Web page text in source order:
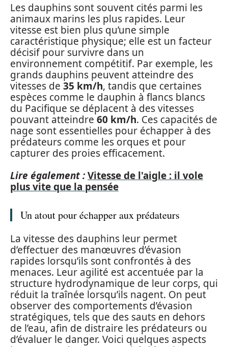
Les dauphins sont souvent cités parmi les
animaux marins les plus rapides. Leur
vitesse est bien plus qu’une simple
caractéristique physique; elle est un facteur
décisif pour survivre dans un
environnement compétitif. Par exemple, les
grands dauphins peuvent atteindre des
vitesses de 35 km/h, tandis que certaines
espèces comme le dauphin à flancs blancs
du Pacifique se déplacent à des vitesses
pouvant atteindre 60 km/h. Ces capacités de
nage sont essentielles pour échapper à des
prédateurs comme les orques et pour
capturer des proies efficacement.
Lire également :Vitesse de l'aigle : il vole
plus vite que la pensée
Un atout pour échapper aux prédateurs
La vitesse des dauphins leur permet
d’effectuer des manœuvres d’évasion
rapides lorsqu’ils sont confrontés à des
menaces. Leur agilité est accentuée par la
structure hydrodynamique de leur corps, qui
réduit la traînée lorsqu’ils nagent. On peut
observer des comportements d’évasion
stratégiques, tels que des sauts en dehors
de l’eau, afin de distraire les prédateurs ou
d’évaluer le danger. Voici quelques aspects